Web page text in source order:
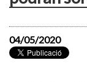
04/05/2020